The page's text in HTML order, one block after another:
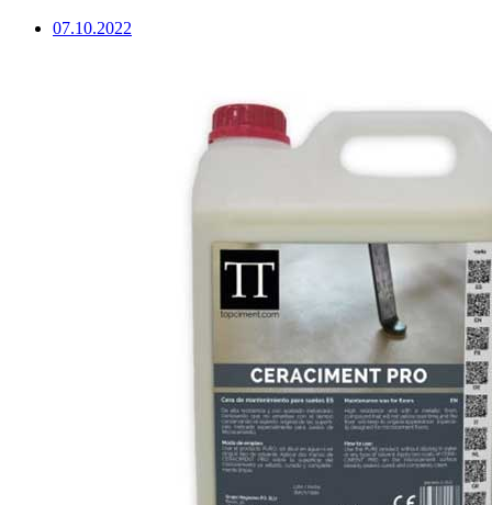
07.10.2022